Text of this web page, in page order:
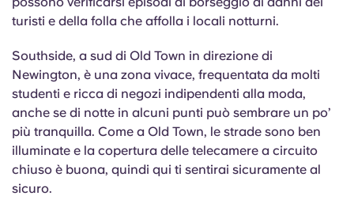
turisti e della folla che affolla i locali notturni.
Southside, a sud di Old Town in direzione di
Newington, è una zona vivace, frequentata da molti
studenti e ricca di negozi indipendenti alla moda,
anche se di notte in alcuni punti può sembrare un po’
più tranquilla. Come a Old Town, le strade sono ben
illuminate e la copertura delle telecamere a circuito
chiuso è buona, quindi qui ti sentirai sicuramente al
sicuro.